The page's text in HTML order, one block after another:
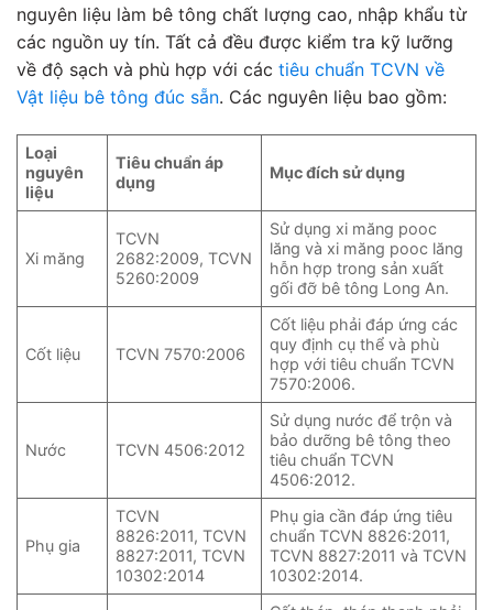
nguyên liệu làm bê tông chất lượng cao, nhập khẩu từ
các nguồn uy tín. Tất cả đều được kiểm tra kỹ lưỡng
về độ sạch và phù hợp với các tiêu chuẩn TCVN về
Vật liệu bê tông đúc sẵn. Các nguyên liệu bao gồm:
Loại
nguyên
liệu
Tiêu chuẩn áp
dụng
Mục đích sử dụng
Xi măng
TCVN
2682:2009, TCVN
5260:2009
Sử dụng xi măng pooc
lăng và xi măng pooc lăng
hỗn hợp trong sản xuất
gối đỡ bê tông Long An.
Cốt liệu TCVN 7570:2006
Cốt liệu phải đáp ứng các
quy định cụ thể và phù
hợp với tiêu chuẩn TCVN
7570:2006.
Nước TCVN 4506:2012
Sử dụng nước để trộn và
bảo dưỡng bê tông theo
tiêu chuẩn TCVN
4506:2012.
Phụ gia
TCVN
8826:2011, TCVN
8827:2011, TCVN
10302:2014
Phụ gia cần đáp ứng tiêu
chuẩn TCVN 8826:2011,
TCVN 8827:2011 và TCVN
10302:2014.